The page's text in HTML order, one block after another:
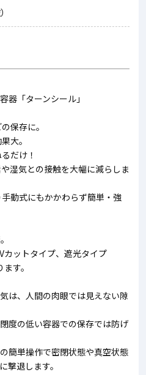
器「ターンシール」
保存に。
大。
だけ！
湿気との接触を大幅に減らしま
動式にもかかわらず簡単・強
ットタイプ、遮光タイプ
す。
は、人間の肉眼では見えない隙
度の低い容器での保存では防げ
簡単操作で密閉状態や真空状態
撃退します。